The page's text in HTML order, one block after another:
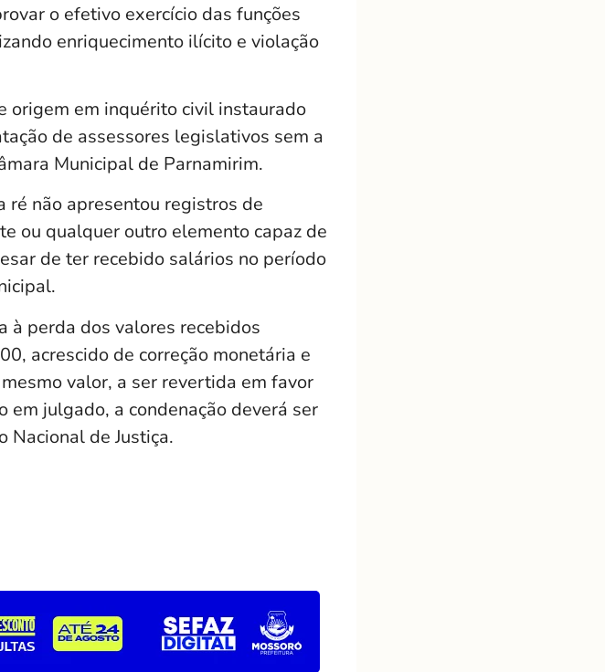
o efetivo exercício das funções
enriquecimento ilícito e violação
origem em inquérito civil instaurado
de assessores legislativos sem a
Municipal de Parnamirim.
ré não apresentou registros de
ou qualquer outro elemento capaz de
de ter recebido salários no período
à perda dos valores recebidos
acrescido de correção monetária e
valor, a ser revertida em favor
julgado, a condenação deverá ser
Nacional de Justiça.